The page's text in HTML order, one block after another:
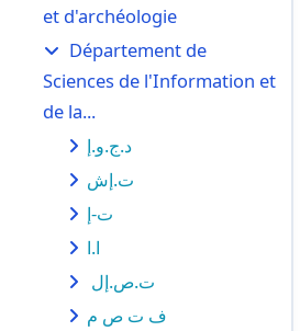
et d'archéologie
Département de
Sciences de l'Information et
de la...
د.ج.و.إ
ت.إش
ت-إ
ا.ا
ت.ص.إل
ف ت ص م